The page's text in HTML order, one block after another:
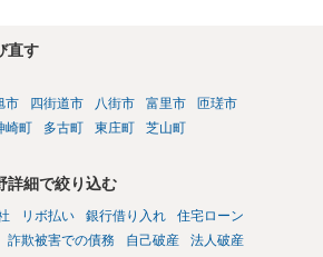
直す
市 四街道市 八街市 富里市
匝瑳市
崎町 多古町 東庄町 芝山町
詳細で絞り込む
リボ払い 銀行借り入れ
住宅ローン
詐欺被害での債務 自己破産
法人破産